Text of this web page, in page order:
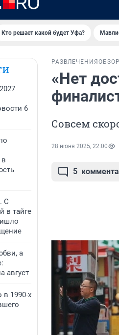
Кто решает какой будет Уфа?
6
С
в тайге
а
август
в 1990-х
РАЗВЛЕЧЕНИЯ ОБЗОР
«Нет
Совсем
28 июня 2025, 22:00
5